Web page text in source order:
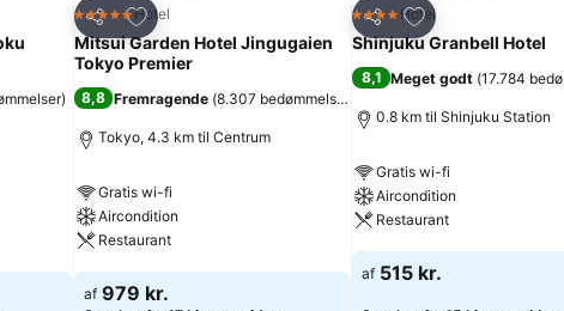
)
Del
Føj til favoritter
5 StjernerHotel
Mitsui Garden Hotel Jingugaien
Tokyo Premier
8,8 Fremragende (8.307 bedømmelser
Tokyo, 4.3 km til Centrum
Gratis wi-fi
Aircondition
Restaurant
Se priser
af 979 kr.
Del
Føj til favoritter
4 StjernerHotel
Shinjuku Granbell Hotel
8,1 Meget godt (17.784
0.8 km til Shinjuku Station
Gratis wi-fi
Aircondition
Restaurant
Se priser
af 515 kr.